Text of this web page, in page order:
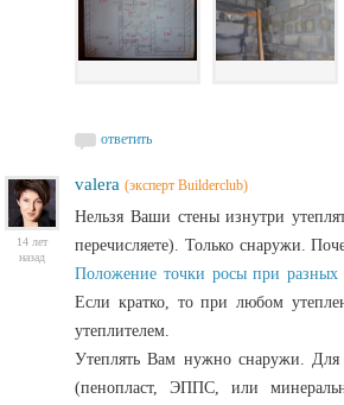
ответить
14 лет
назад
valera (эксперт Builderclub)
Нельзя Ваши стены изнутри
перечисляете). Только снаружи.
Положение точки росы при разных
Если кратко, то при любом
утеплителем.
Утеплять Вам нужно снаружи. Для
(пенопласт, ЭППС, или